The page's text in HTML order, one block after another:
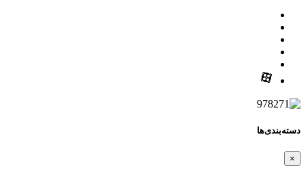
دسته‌بندی‌ها
×